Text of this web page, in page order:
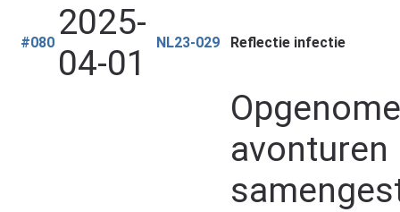
#080 2025-
04-01
NL23-029 Reflectie infectie
avonturen